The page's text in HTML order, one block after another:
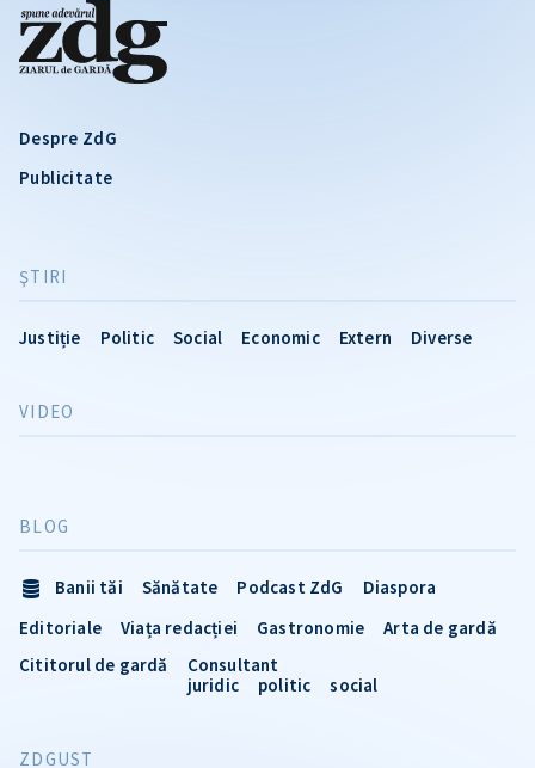
Despre ZdG
Publicitate
ŞTIRI
Justiție Politic Social Economic Extern Diverse
VIDEO
BLOG
Banii tăi Sănătate Podcast ZdG
Diaspora
Editoriale
Viața redacției Gastronomie
Arta de gardă
Cititorul de gardă
Consultant
juridic
politic social
ZDGUST